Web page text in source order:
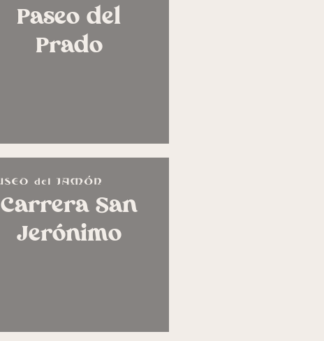
Paseo del
Prado
Carrera San
Jerónimo